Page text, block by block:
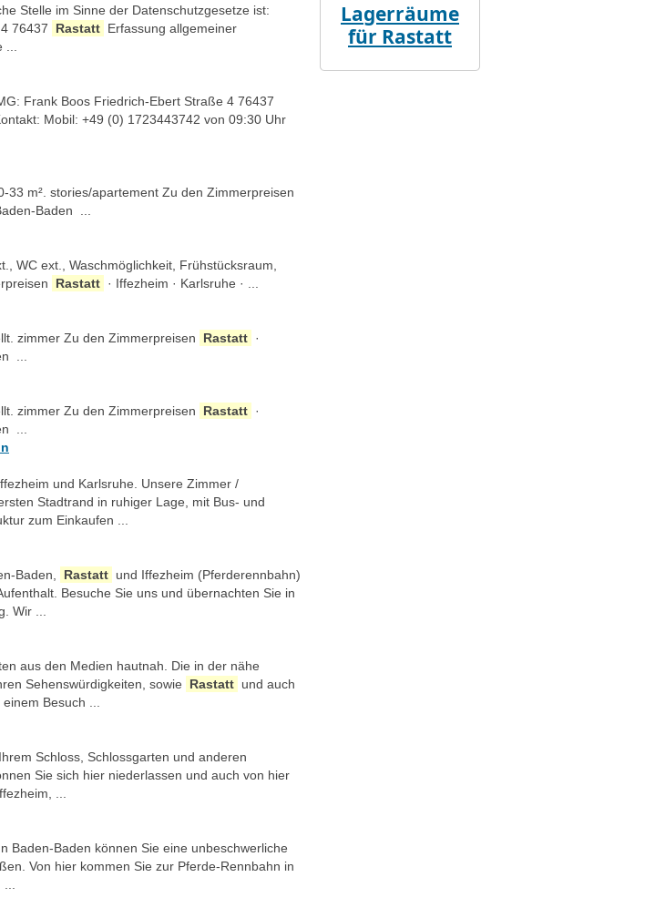
Stelle im Sinne der Datenschutzgesetze ist:
76437
Rastatt Erfassung allgemeiner
Frank Boos Friedrich-Ebert Straße 4 76437
Mobil: +49 (0) 1723443742 von 09:30 Uhr
33 m². stories/apartement Zu den Zimmerpreisen
Baden ...
WC ext., Waschmöglichkeit, Frühstücksraum,
Rastatt · Iffezheim · Karlsruhe · ...
zimmer Zu den Zimmerpreisen Rastatt ·
...
zimmer Zu den Zimmerpreisen Rastatt ·
...
und Karlsruhe. Unsere Zimmer /
Stadtrand in ruhiger Lage, mit Bus- und
zum Einkaufen ...
Baden, Rastatt und Iffezheim (Pferderennbahn)
Besuche Sie uns und übernachten Sie in
Wir ...
aus den Medien hautnah. Die in der nähe
Sehenswürdigkeiten, sowie
Rastatt und auch
Besuch ...
Schloss, Schlossgarten und anderen
Sie sich hier niederlassen und auch von hier
...
Baden-Baden können Sie eine unbeschwerliche
Von hier kommen Sie zur Pferde-Rennbahn in
Lagerräume
für Rastatt